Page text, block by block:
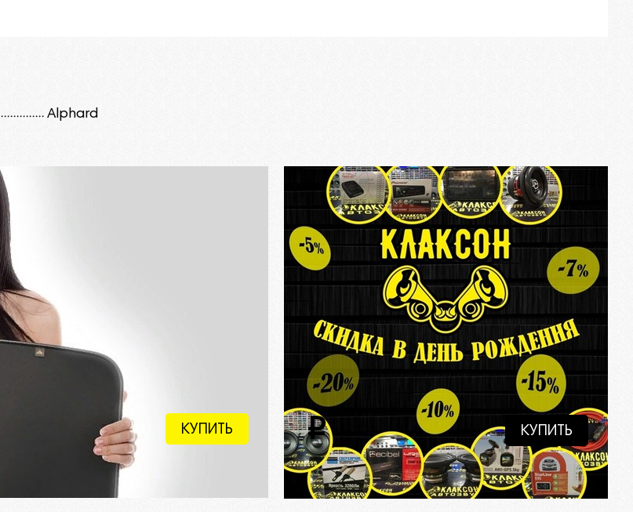
Alphard
КУПИТЬ i КУПИТЬ